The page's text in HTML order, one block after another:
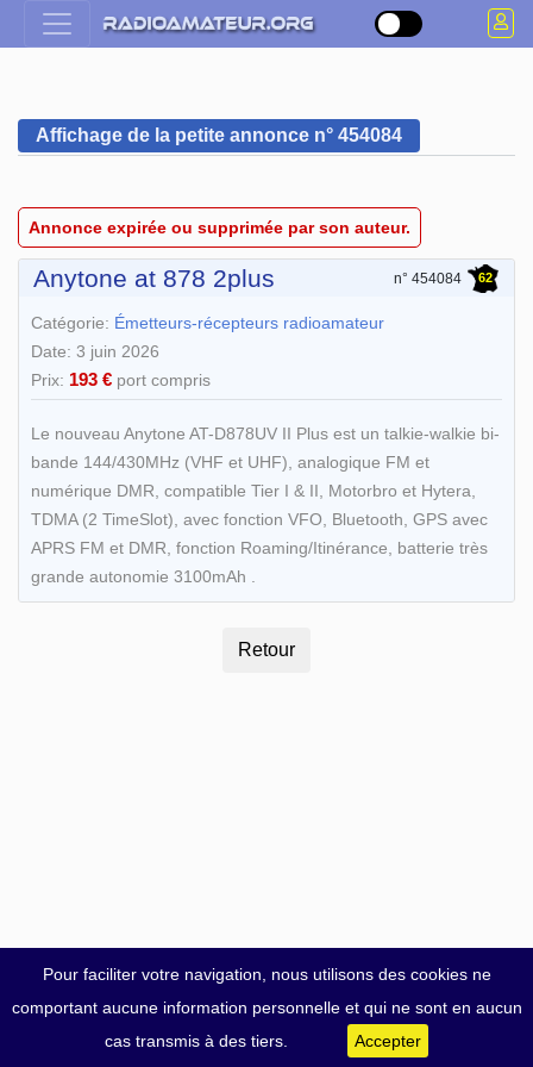
Pour faciliter votre navigation, nous utilisons des cookies ne
comportant aucune information personnelle et qui ne sont en aucun
cas transmis à des tiers.
Accepter
Affichage de la petite annonce n° 454084
Annonce expirée ou supprimée par son auteur.
Anytone at 878 2plus n° 454084 62
Catégorie: Émetteurs-récepteurs radioamateur
Date: 3 juin 2026
Prix: 193 € port compris
Le nouveau Anytone AT-D878UV II Plus est un talkie-walkie bi-
bande 144/430MHz (VHF et UHF), analogique FM et
numérique DMR, compatible Tier I & II, Motorbro et Hytera,
TDMA (2 TimeSlot), avec fonction VFO, Bluetooth, GPS avec
APRS FM et DMR, fonction Roaming/Itinérance, batterie très
grande autonomie 3100mAh .